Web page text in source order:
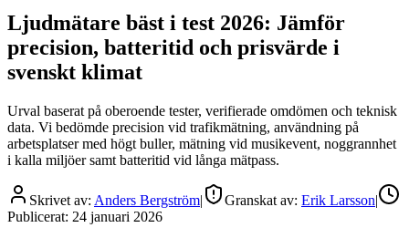
Ljudmätare bäst i test 2026: Jämför
precision, batteritid och prisvärde i
svenskt klimat
Urval baserat på oberoende tester, verifierade omdömen och teknisk
data. Vi bedömde precision vid trafikmätning, användning på
arbetsplatser med högt buller, mätning vid musikevent, noggrannhet
i kalla miljöer samt batteritid vid långa mätpass.
Skrivet av: Anders Bergström| Granskat av: Erik Larsson|
Publicerat: 24 januari 2026